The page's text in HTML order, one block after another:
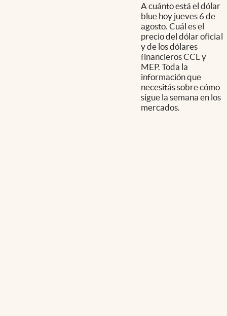
A cuánto está el dólar
blue hoy jueves 6 de
agosto. Cuál es el
precio del dólar oficial
y de los dólares
financieros CCL y
MEP. Toda la
información que
necesitás sobre cómo
sigue la semana en los
mercados.